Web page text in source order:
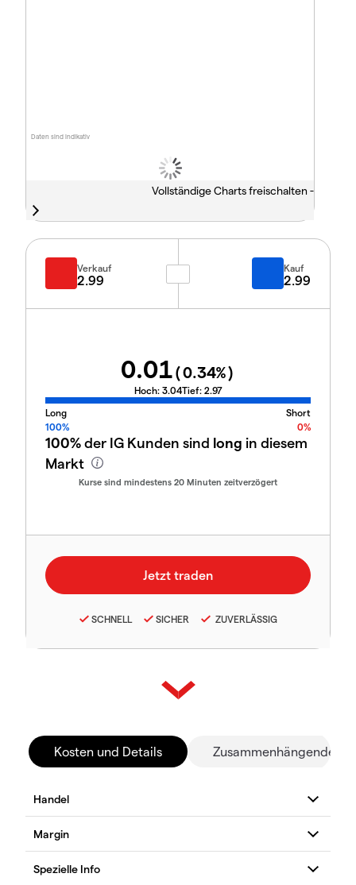
Daten sind indikativ
Vollständige Charts freischalten -
Verkauf
2.99
Kauf
2.99
0.01(0.34%)
Hoch: 3.04Tief: 2.97
Long
Short
100%
0%
100%der IG Kunden sind long in diesem
Markt
Kurse sind mindestens 20 Minuten zeitverzögert
SCHNELL SICHER ZUVERLÄSSIG
Kosten und Details Zusammenhängende